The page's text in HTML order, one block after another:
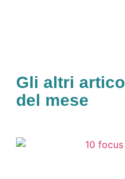
Gli altri
del mese